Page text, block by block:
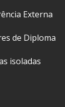
Externa
de Diploma
isoladas